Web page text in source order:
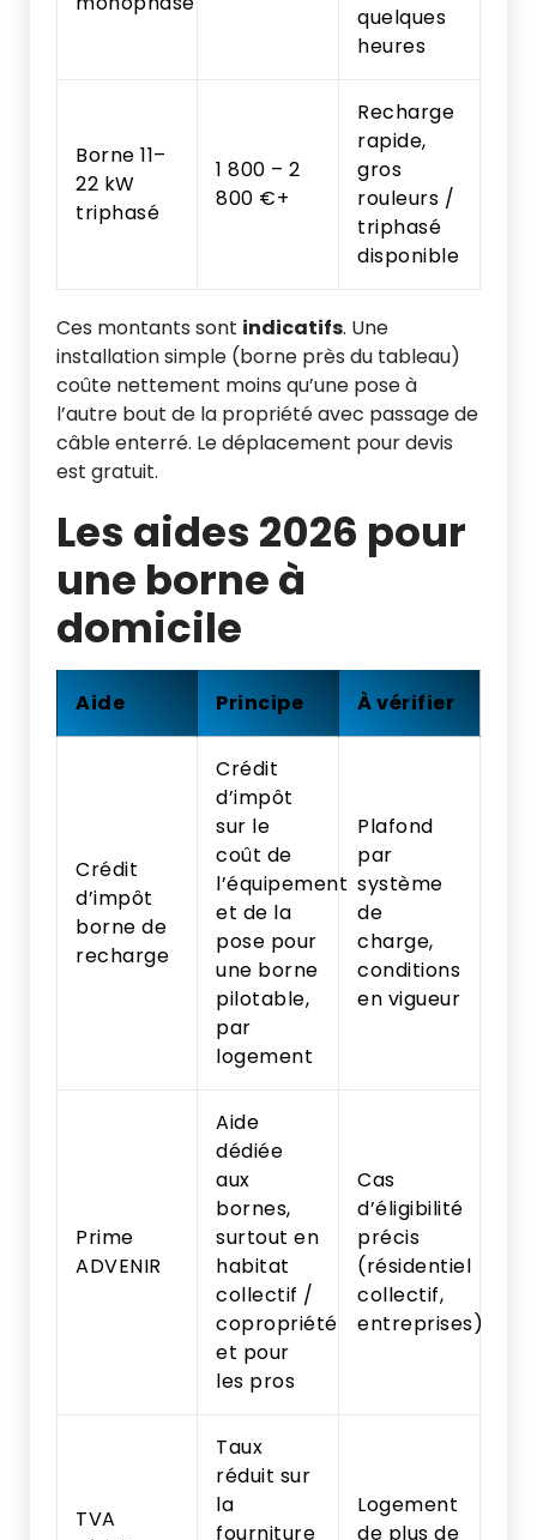
quelques
heures
Borne 11–
22 kW
triphasé
1 800 – 2
800 €+
Recharge
rapide,
gros
rouleurs /
triphasé
disponible
Ces montants sont indicatifs. Une
installation simple (borne près du tableau)
coûte nettement moins qu’une pose à
l’autre bout de la propriété avec passage de
câble enterré. Le déplacement pour devis
est gratuit.
Les aides 2026 pour
une borne à
domicile
Aide Principe À vérifier
Crédit
d’impôt
borne de
recharge
Crédit
d’impôt
sur le
coût de
l’équipement
et de la
pose pour
une borne
pilotable,
par
logement
Plafond
par
système
de
charge,
conditions
en vigueur
Prime
ADVENIR
Aide
dédiée
aux
bornes,
surtout en
habitat
collectif /
copropriété
et pour
les pros
Cas
d’éligibilité
précis
(résidentiel
collectif,
entreprises)
TVA
Taux
réduit sur
la
fourniture
Logement
de plus de